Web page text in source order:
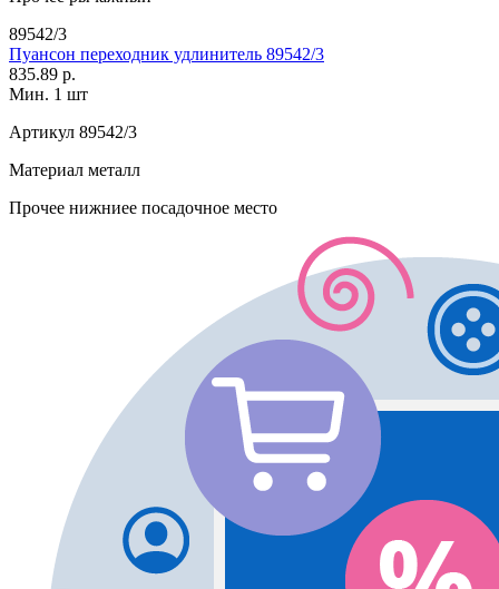
89542/3
Пуансон переходник удлинитель 89542/3
835.89 р.
Мин. 1 шт
Артикул 89542/3
Материал металл
Прочее нижниее посадочное место